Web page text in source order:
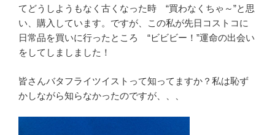
てどうしようもなく古くなった時 “買わなくちゃ～”と思
い、購入しています。ですが、この私が先日コストコに
日常品を買いに行ったところ “ビビビー！”運命の出会い
をしてしましました！
皆さんバタフライツイストって知ってますか？私は恥ず
かしながら知らなかったのですが、、、